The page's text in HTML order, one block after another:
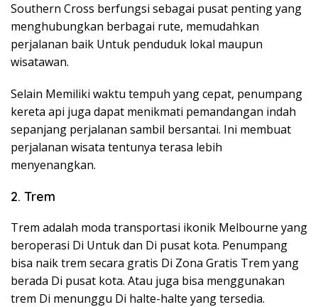
Southern Cross berfungsi sebagai pusat penting yang
menghubungkan berbagai rute, memudahkan
perjalanan baik Untuk penduduk lokal maupun
wisatawan.
Selain Memiliki waktu tempuh yang cepat, penumpang
kereta api juga dapat menikmati pemandangan indah
sepanjang perjalanan sambil bersantai. Ini membuat
perjalanan wisata tentunya terasa lebih
menyenangkan.
2. Trem
Trem adalah moda transportasi ikonik Melbourne yang
beroperasi Di Untuk dan Di pusat kota. Penumpang
bisa naik trem secara gratis Di Zona Gratis Trem yang
berada Di pusat kota. Atau juga bisa menggunakan
trem Di menunggu Di halte-halte yang tersedia.